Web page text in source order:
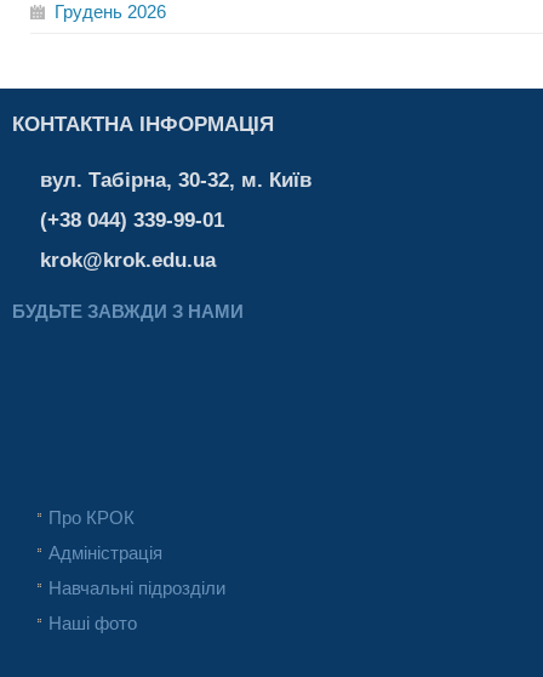
Грудень 2026
КОНТАКТНА ІНФОРМАЦІЯ
вул. Табірна, 30-32, м. Київ
(+38 044) 339-99-01
krok@krok.edu.ua
БУДЬТЕ ЗАВЖДИ З НАМИ
Про КРОК
Адміністрація
Навчальні підрозділи
Наші фото